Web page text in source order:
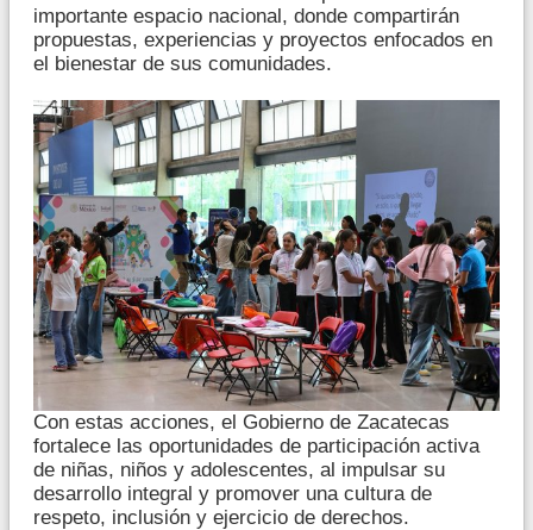
importante espacio nacional, donde compartirán
propuestas, experiencias y proyectos enfocados en
el bienestar de sus comunidades.
Con estas acciones, el Gobierno de Zacatecas
fortalece las oportunidades de participación activa
de niñas, niños y adolescentes, al impulsar su
desarrollo integral y promover una cultura de
respeto, inclusión y ejercicio de derechos.